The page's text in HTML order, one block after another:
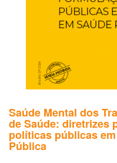
Saúde Mental dos
de Saúde: diretrizes
políticas públicas
Pública